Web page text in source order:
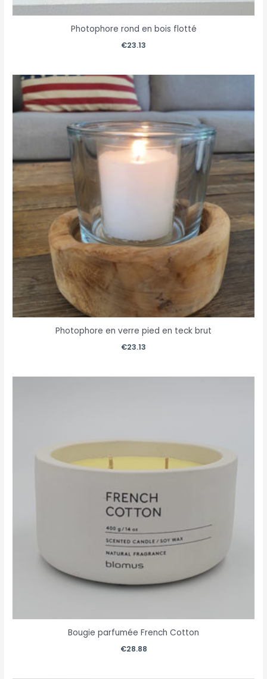
Photophore rond en bois flotté
€23.13
Photophore en verre pied en teck brut
€23.13
Bougie parfumée French Cotton
€28.88